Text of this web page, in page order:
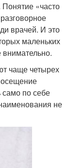
«часто
врачей. И это
маленьких
внимательно.
чаще четырех
само по себе
не